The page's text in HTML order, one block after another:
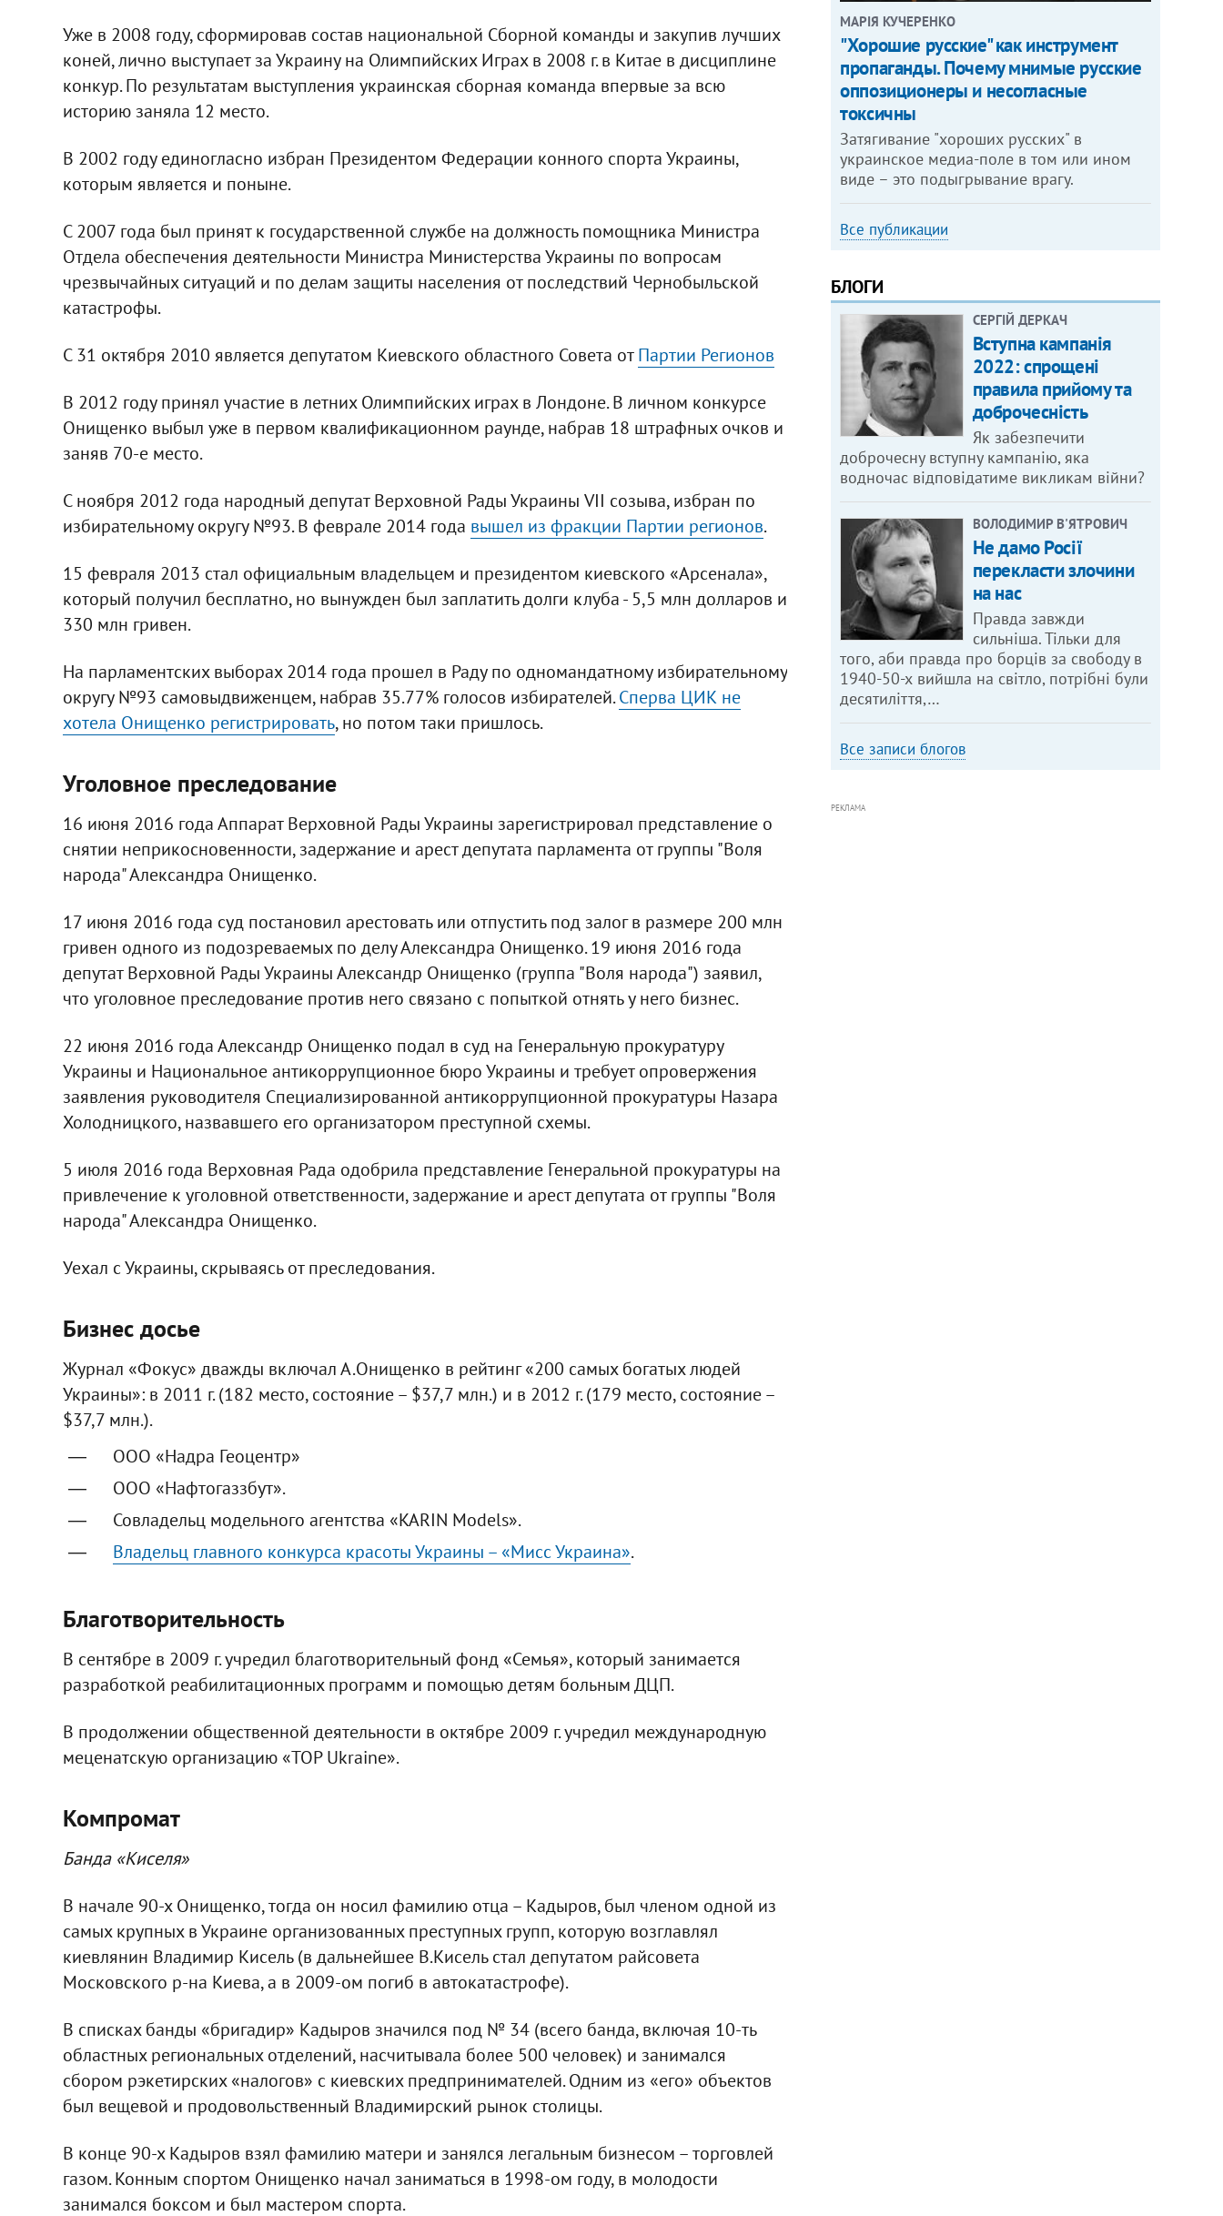
Уже в 2008 году, сформировав состав национальной Сборной команды и закупив лучших
коней, лично выступает за Украину на Олимпийских Играх в 2008 г. в Китае в дисциплине
конкур. По результатам выступления украинская сборная команда впервые за всю
историю заняла 12 место.
В 2002 году единогласно избран Президентом Федерации конного спорта Украины,
которым является и поныне.
С 2007 года был принят к государственной службе на должность помощника Министра
Отдела обеспечения деятельности Министра Министерства Украины по вопросам
чрезвычайных ситуаций и по делам защиты населения от последствий Чернобыльской
катастрофы.
С 31 октября 2010 является депутатом Киевского областного Совета отПартии Регионов
В 2012 году принял участие в летних Олимпийских играх в Лондоне. В личном конкурсе
Онищенко выбыл уже в первом квалификационном раунде, набрав 18 штрафных очков и
заняв 70-е место.
С ноября 2012 года народный депутат Верховной Рады Украины VII созыва, избран по
избирательному округу №93. В феврале 2014 года вышел из фракции Партии регионов.
15 февраля 2013 стал официальным владельцем и президентом киевского «Арсенала»,
который получил бесплатно, но вынужден был заплатить долги клуба - 5,5 млн долларов и
330 млн гривен.
На парламентских выборах 2014 года прошел в Раду по одномандатному избирательному
округу №93 самовыдвиженцем, набрав 35.77% голосов избирателей.Сперва ЦИК не
хотела Онищенко регистрировать, но потом таки пришлось.
Уголовное преследование
16 июня 2016 года Аппарат Верховной Рады Украины зарегистрировал представление о
снятии неприкосновенности, задержание и арест депутата парламента от группы "Воля
народа" Александра Онищенко.
17 июня 2016 года суд постановил арестовать или отпустить под залог в размере 200 млн
гривен одного из подозреваемых по делу Александра Онищенко. 19 июня 2016 года
депутат Верховной Рады Украины Александр Онищенко (группа "Воля народа") заявил,
что уголовное преследование против него связано с попыткой отнять у него бизнес.
22 июня 2016 года Александр Онищенко подал в суд на Генеральную прокуратуру
Украины и Национальное антикоррупционное бюро Украины и требует опровержения
заявления руководителя Специализированной антикоррупционной прокуратуры Назара
Холодницкого, назвавшего его организатором преступной схемы.
5 июля 2016 года Верховная Рада одобрила представление Генеральной прокуратуры на
привлечение к уголовной ответственности, задержание и арест депутата от группы "Воля
народа" Александра Онищенко.
Уехал с Украины, скрываясь от преследования.
Бизнес досье
Журнал «Фокус» дважды включал А.Онищенко в рейтинг «200 самых богатых людей
Украины»: в 2011 г. (182 место, состояние – $37,7 млн.) и в 2012 г. (179 место, состояние –
$37,7 млн.).
ООО «Надра Геоцентр»
ООО «Нафтогаззбут».
Совладельц модельного агентства «KARIN Models».
Владельц главного конкурса красоты Украины – «Мисс Украина».
Благотворительность
В сентябре в 2009 г. учредил благотворительный фонд «Семья», который занимается
разработкой реабилитационных программ и помощью детям больным ДЦП.
В продолжении общественной деятельности в октябре 2009 г. учредил международную
меценатскую организацию «TOP Ukraine».
Компромат
Банда «Киселя»
В начале 90-х Онищенко, тогда он носил фамилию отца – Кадыров, был членом одной из
самых крупных в Украине организованных преступных групп, которую возглавлял
киевлянин Владимир Кисель (в дальнейшее В.Кисель стал депутатом райсовета
Московского р-на Киева, а в 2009-ом погиб в автокатастрофе).
В списках банды «бригадир» Кадыров значился под № 34 (всего банда, включая 10-ть
областных региональных отделений, насчитывала более 500 человек) и занимался
сбором рэкетирских «налогов» с киевских предпринимателей. Одним из «его» объектов
был вещевой и продовольственный Владимирский рынок столицы.
В конце 90-х Кадыров взял фамилию матери и занялся легальным бизнесом – торговлей
газом. Конным спортом Онищенко начал заниматься в 1998-ом году, в молодости
занимался боксом и был мастером спорта.
МАРІЯ КУЧЕРЕНКО
"Хорошие русские" как инструмент
пропаганды. Почему мнимые русские
оппозиционеры и несогласные
токсичны
Затягивание "хороших русских" в
украинское медиа-поле в том или ином
виде – это подыгрывание врагу.
Все публикации
БЛОГИ
СЕРГІЙ ДЕРКАЧ
Вступна кампанія
2022: спрощені
правила прийому та
доброчесність
Як забезпечити
доброчесну вступну кампанію, яка
водночас відповідатиме викликам війни?
ВОЛОДИМИР В'ЯТРОВИЧ
Не дамо Росії
перекласти злочини
на нас
Правда завжди
сильніша. Тільки для
того, аби правда про борців за свободу в
1940-50-х вийшла на світло, потрібні були
десятиліття,…
Все записи блогов
РЕКЛАМА